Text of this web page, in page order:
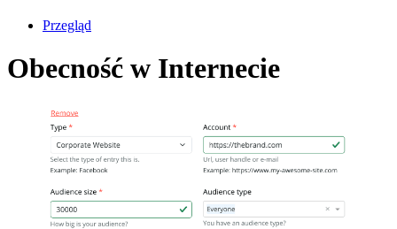
Przegląd
Obecność w Internecie